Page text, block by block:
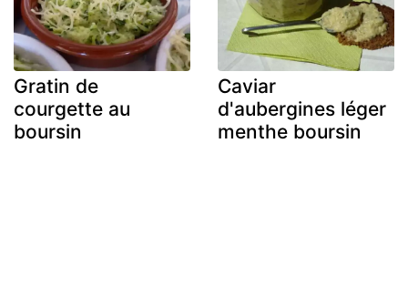
Gratin de
courgette au
boursin
Caviar
d'aubergines léger
menthe boursin